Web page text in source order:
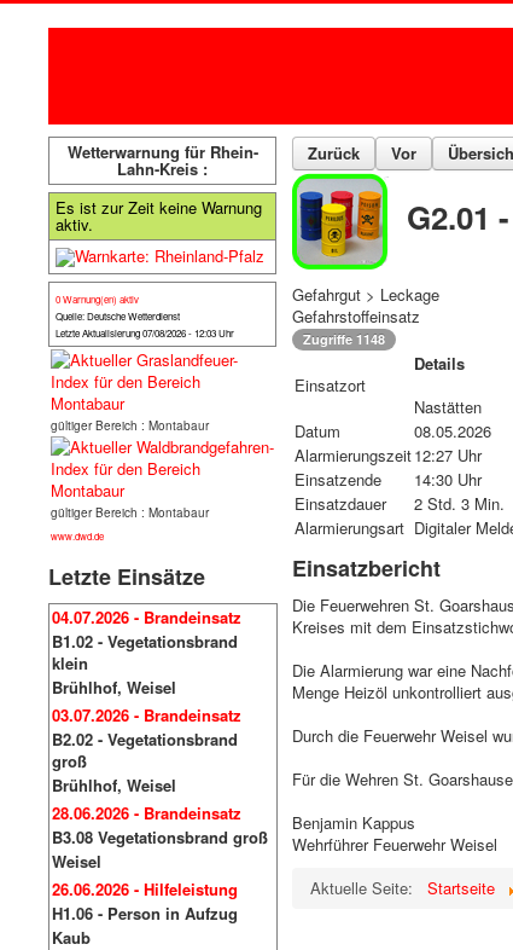
Wetterwarnung für Rhein-
Lahn-Kreis :
Es ist zur Zeit keine Warnung
aktiv.
0 Warnung(en) aktiv
Quelle: Deutsche Wetterdienst
Letzte Aktualisierung 07/08/2026 - 12:03 Uhr
gültiger Bereich : Montabaur
gültiger Bereich : Montabaur
www.dwd.de
Letzte Einsätze
04.07.2026 - Brandeinsatz
B1.02 - Vegetationsbrand
klein
Brühlhof, Weisel
03.07.2026 - Brandeinsatz
B2.02 - Vegetationsbrand
groß
Brühlhof, Weisel
28.06.2026 - Brandeinsatz
B3.08 Vegetationsbrand groß
Weisel
26.06.2026 - Hilfeleistung
H1.06 - Person in Aufzug
Kaub
Zurück Vor
G2.01
Gefahrgut > Leckage
Gefahrstoffeinsatz
Zugriffe 1148
Einsatzort
Details
Nastätten
Datum
08.05.2026
Alarmierungszeit12:27 Uhr
Einsatzende
14:30 Uhr
Einsatzdauer
2 Std. 3 Min.
Alarmierungsart Digitaler
Einsatzbericht
Die Feuerwehren St.
Kreises mit dem
Die Alarmierung war eine
Menge Heizöl unkontrolliert
Durch die Feuerwehr Weisel
Für die Wehren St.
Benjamin Kappus
Wehrführer Feuerwehr Weisel
Aktuelle Seite:
Startseite